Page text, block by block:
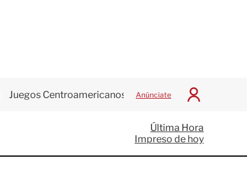
Juegos Centroamericanos Anúnciate
I
c
i
a
Última Hora
Impreso de hoy